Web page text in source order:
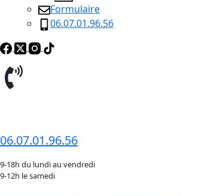
Formulaire
06.07.01.96.56
06.07.01.96.56
9-18h du lundi au vendredi
9-12h le samedi